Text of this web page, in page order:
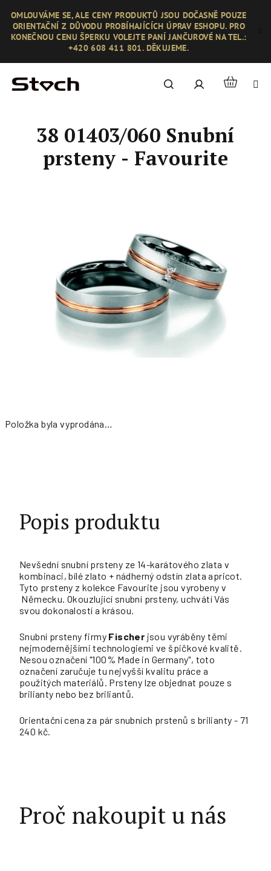
obsah
OMLOUVÁME SE, ALE CENY PRODUKTŮ JSOU DOČASNĚ POUZE
ORIENTAČNÍ Z DŮVODU PROBÍHAJÍCÍCH ÚPRAV ESHOPU. PRO
KONEČNOU CENU ŠPERKU VOLEJTE PANÍ JANČUROVÉ NA TEL.:
+420 608 411 801. DĚKUJEME.
Hledat PřihlášeníNákupní
Položka byla vyprodána…
38 01403/060 Snubní
prsteny - Favourite
Popis produktu
Nevšední snubní prsteny ze 14-karátového zlata v
kombinaci, bílé zlato + nádherný odstín zlata apricot.
Tyto prsteny z kolekce Favourite jsou vyrobeny v
Německu. Okouzlující snubní prsteny, uchvátí Vás
svou dokonalostí a krásou.
Snubní prsteny firmy Fischer jsou vyráběny těmi
nejmodernějšími technologiemi ve špičkové kvalitě.
Nesou označení "100% Made in Germany", toto
označení zaručuje tu nejvyšší kvalitu práce a
použitých materiálů. Prsteny lze objednat pouze s
brilianty nebo bez briliantů.
Orientační cena za pár snubních prstenů s brilianty - 71
240 kč.
Proč nakoupit u nás